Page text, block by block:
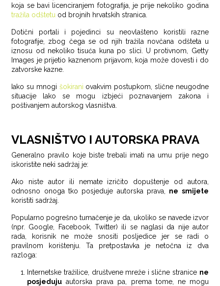
koja se bavi licenciranjem fotografija, je prije nekoliko godina
tražila odštetu od brojnih hrvatskih stranica.
Dotični portali i pojedinci su neovlašteno koristili razne
fotografije, zbog čega se od njih tražila novčana odšteta u
iznosu od nekoliko tisuća kuna po slici. U protivnom, Getty
Images je prijetio kaznenom prijavom, koja može dovesti i do
zatvorske kazne.
Iako su mnogi šokirani ovakvim postupkom, slične neugodne
situacije lako se mogu izbjeći poznavanjem zakona i
poštivanjem autorskog vlasništva.
VLASNIŠTVO I AUTORSKA PRAVA
Generalno pravilo koje biste trebali imati na umu prije nego
iskoristite neki sadržaj je:
Ako niste autor ili nemate izričito dopuštenje od autora,
odnosno onoga tko posjeduje autorska prava, ne smijete
koristiti sadržaj.
Popularno pogrešno tumačenje je da, ukoliko se navede izvor
(npr. Google, Facebook, Twitter) ili se naglasi da nije autor
rada, korisnik ne može snositi posljedice jer se radi o
pravilnom korištenju. Ta pretpostavka je netočna iz dva
razloga:
Internetske tražilice, društvene mreže i slične stranice ne
posjeduju autorska prava pa, prema tome, ne mogu